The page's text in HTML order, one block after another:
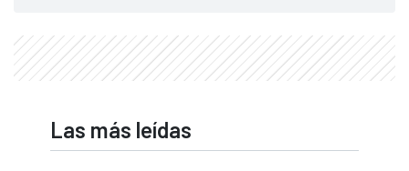
Las más leídas